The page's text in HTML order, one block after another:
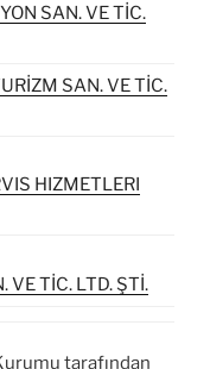
SAN. VE TİC.
SAN. VE TİC.
HIZMETLERI
VE TİC. LTD. ŞTİ.
tarafından